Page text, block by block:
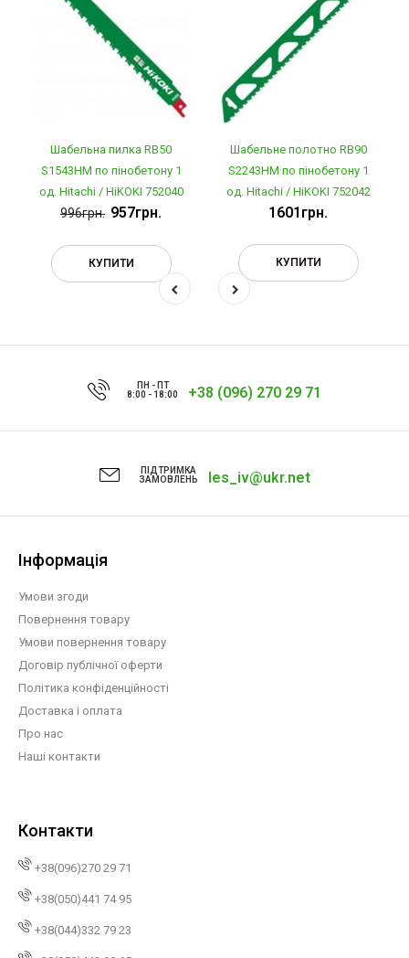
Шабельна пилка RB50
S1543HM по пінобетону 1
од. Hitachi / HiKOKI 752040
996грн. 957грн.
КУПИТИ
Шабельне полотно RB90
S2243HM по пінобетону 1
од. Hitachi / HiKOKI 752042
1601грн.
КУПИТИ
ПН - ПТ
8:00 - 18:00
+38 (096) 270 29 71
ПІДТРИМКА
ЗАМОВЛЕНЬ
les_iv@ukr.net
Інформація
Умови згоди
Повернення товару
Умови повернення товару
Договір публічної оферти
Політика конфіденційності
Доставка і оплата
Про нас
Наші контакти
Контакти
+38(096)270 29 71
+38(050)441 74 95
+38(044)332 79 23